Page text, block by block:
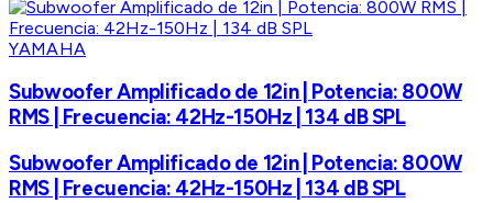
YAMAHA
Subwoofer Amplificado de 12in | Potencia: 800W
RMS | Frecuencia: 42Hz-150Hz | 134 dB SPL
Subwoofer Amplificado de 12in | Potencia: 800W
RMS | Frecuencia: 42Hz-150Hz | 134 dB SPL